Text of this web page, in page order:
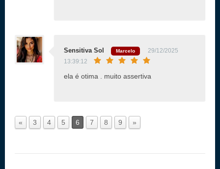
Sensitiva Sol Marcelo
29/12/2025
13:39:12
ela é otima . muito assertiva
« 3 4 5 6 7 8 9 »